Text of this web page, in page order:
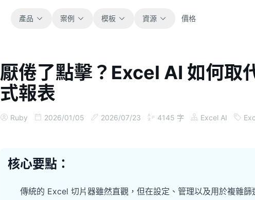
產品 案例 模板
全部
瀏覽全部可直接使用的試算表模板。
財務
營運
用於追蹤流程、協作、規劃與執行。
銷售
資源
部落格
指南
提示詞庫
價格
厭倦了點擊？Excel AI 如何取
式報表
Ruby 2026/01/05 2026/07/23 4145 字 Excel AI
核心要點：
傳統的 Excel 切片器雖然直觀，但在設定、管理以及用於複雜